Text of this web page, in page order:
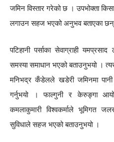
जमिन विस्तार गरेको छ । उपभोक्ता
लगाउन सहज भएको अनुभव बताएका
पटिहानी पर्साका सेवाग्राही
समस्या समाधान भएको बताउनुभयो ।
मनिभद्र कँडेलले खडेरी जमिनमा
गर्नुभयो । फाल्गुनी र केरुङ्गा
कमलाकुमारी विश्वकर्माले भूमिगत
सुविधाले सहज भएको बताउनुभयो ।